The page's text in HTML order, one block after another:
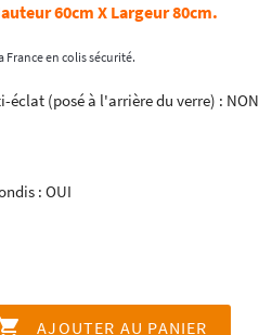
60cm X Largeur 80cm.
en colis sécurité.
éclat (posé à l'arrière du verre) : NON
: OUI
AJOUTER AU PANIER